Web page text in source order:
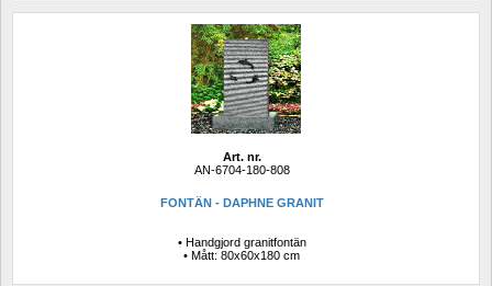
Art. nr.
AN-6704-180-808
FONTÄN - DAPHNE GRANIT
• Handgjord granitfontän
• Mått: 80x60x180 cm